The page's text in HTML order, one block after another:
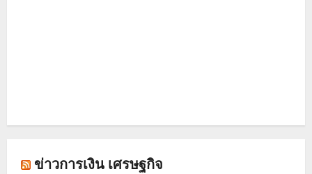
ข่าวการเงิน เศรษฐกิจ